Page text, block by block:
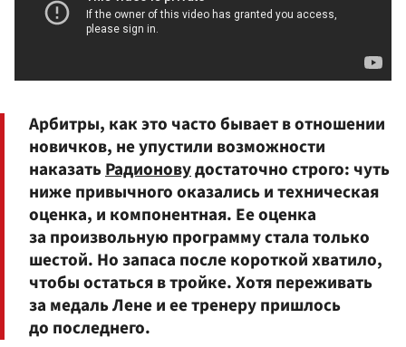
Арбитры, как это часто бывает в отношении
новичков, не упустили возможности
наказатьРадионовудостаточно строго: чуть
ниже привычного оказались и техническая
оценка, и компонентная. Ее оценка
за произвольную программу стала только
шестой. Но запаса после короткой хватило,
чтобы остаться в тройке. Хотя переживать
за медаль Лене и ее тренеру пришлось
до последнего.